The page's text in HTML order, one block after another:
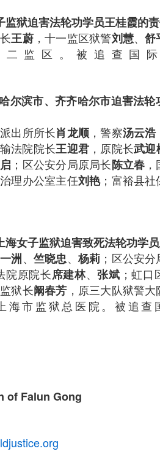
监狱迫害法轮功学员王桂霞的
王蔚，十一监区狱警刘慧、舒
二监区。被追查国
尔滨市、齐齐哈尔市迫害法
出所所长肖龙顺 ，警察汤云浩
法院院长‌王迎君‌，原院长武迎
；区公安分局原局长陈立春
理办公室主任刘艳；富裕县社
际立案
海女子监狱迫害致死法轮功学
洲、 竺晓忠、杨莉 ；区公安
院原院长席建林、张斌 ；虹
狱长阚春芳 ，原三大队狱警大
海市监狱总医院。被追查
of Falun Gong